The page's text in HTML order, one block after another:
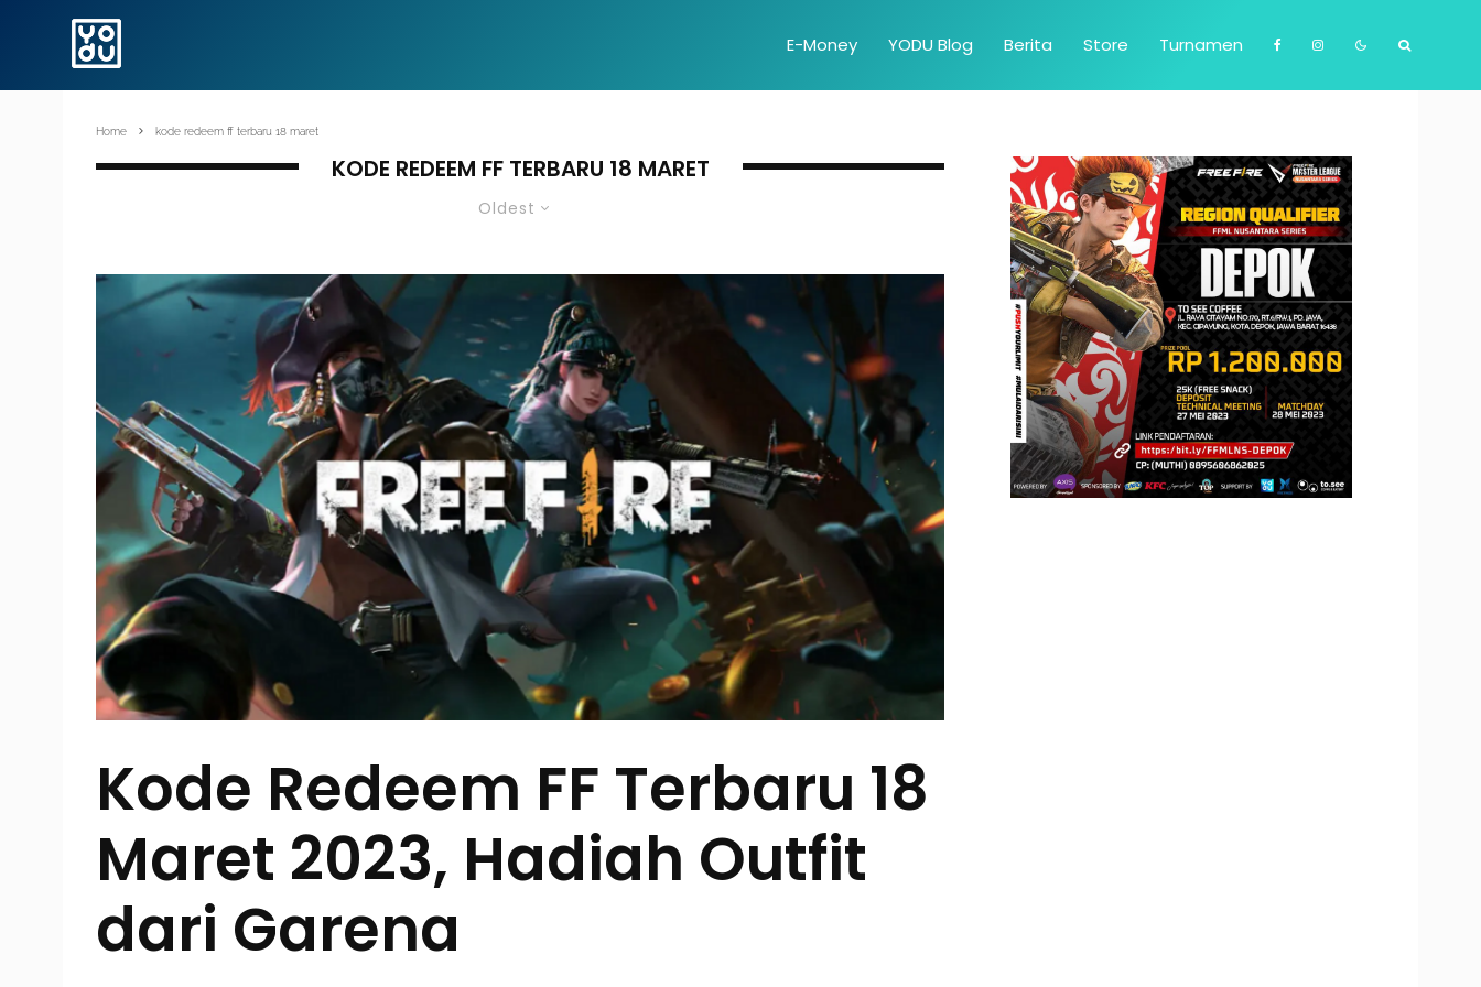
E-Money YODU Blog Berita Store Turnamen
Home kode redeem ff terbaru 18 maret
KODE REDEEM FF TERBARU 18 MARET
Oldest
Kode Redeem FF Terbaru 18
Maret 2023, Hadiah Outfit
dari Garena